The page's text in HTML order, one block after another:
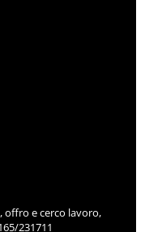
offro e cerco lavoro,
231711